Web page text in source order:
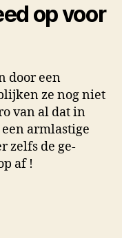
op voor
door een
ze nog niet
van al dat in
armlastige
zelfs de ge-
af !